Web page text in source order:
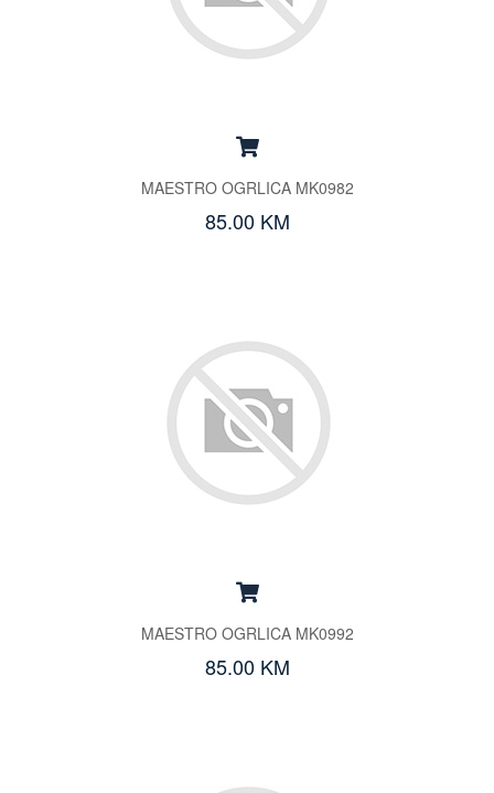
MAESTRO OGRLICA MK0982
85.00 KM
MAESTRO OGRLICA MK0992
85.00 KM